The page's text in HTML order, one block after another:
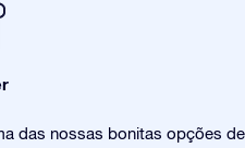
das nossas bonitas opções de